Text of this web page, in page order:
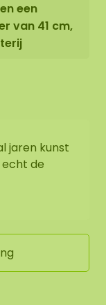
een
van 41 cm,
jaren kunst
de